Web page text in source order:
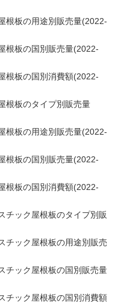
根板の用途別販売量(2022-
根板の国別販売量(2022-
根板の国別消費額(2022-
根板のタイプ別販売量
根板の用途別販売量(2022-
根板の国別販売量(2022-
根板の国別消費額(2022-
チック屋根板のタイプ別販
チック屋根板の用途別販売
チック屋根板の国別販売量
チック屋根板の国別消費額